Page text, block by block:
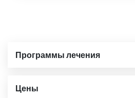
Программы лечения
Цены